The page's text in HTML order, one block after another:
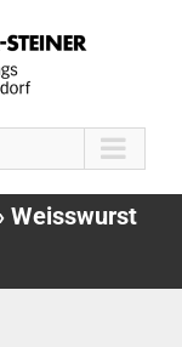
› Weisswurst